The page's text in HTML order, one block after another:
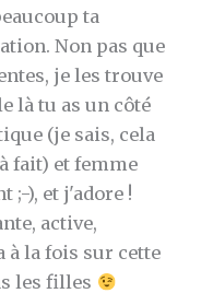
ta
Non pas que
je les trouve
là tu as un côté
(je sais, cela
fait) et femme
;-), et j'adore !
active,
à la fois sur cette
les filles